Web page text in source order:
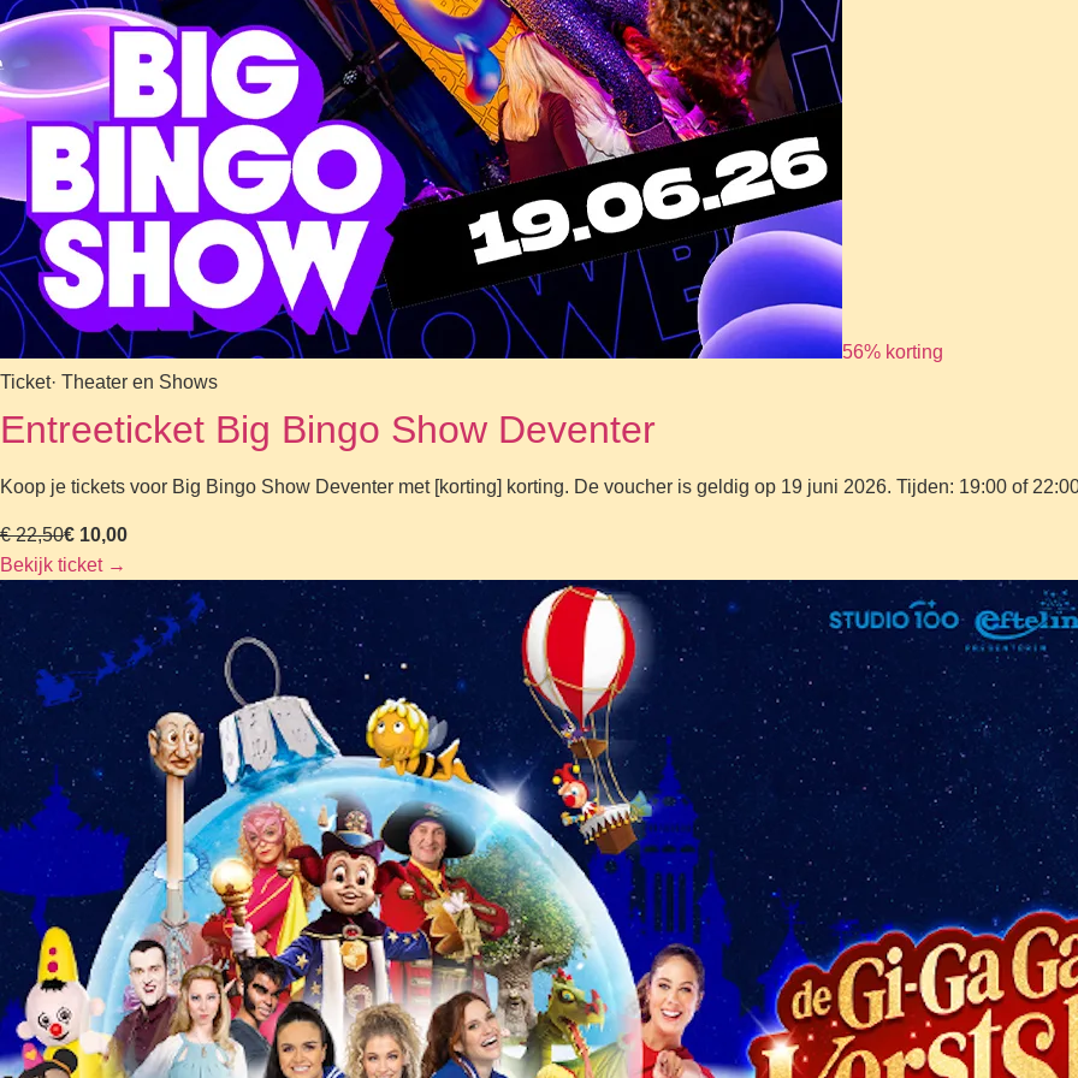
56% korting
Ticket· Theater en Shows
Entreeticket Big Bingo Show Deventer
Koop je tickets voor Big Bingo Show Deventer met [korting] korting. De voucher is geldig op 19 juni 2026. Tijden: 19:00 of
€ 22,50€ 10,00
Bekijk ticket →